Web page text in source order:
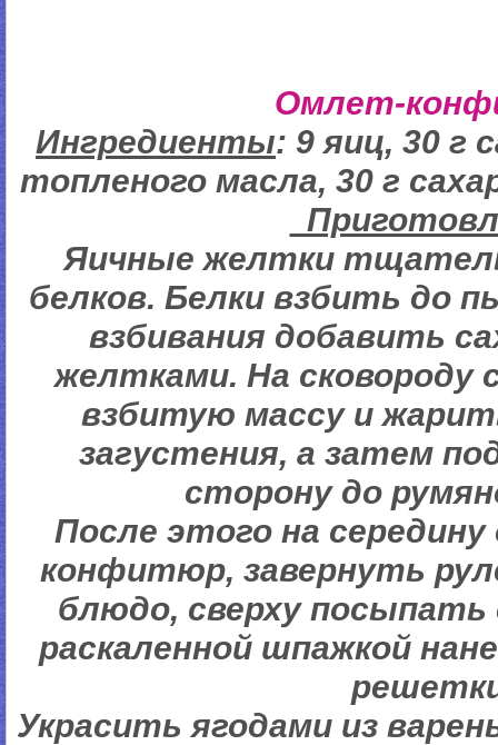
Омлет-
Ингредиенты: 9 яиц, 30 г
топленого масла, 30 г
Яичные желтки
белков. Белки взбить до
взбивания добавить
желтками. На
взбитую массу и
загустения, а затем
сторону до
После этого на
конфитюр, завернуть
блюдо, сверху посыпать
раскаленной шпажкой
Украсить ягодами из